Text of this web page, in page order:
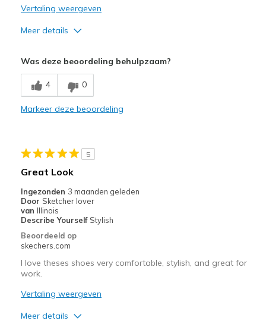
Vertaling weergeven
Meer details
Sizing
Feels true to size
View On Shoes
Was deze beoordeling behulpzaam?
4 0
Markeer deze beoordeling
5
Great Look
Ingezonden 3 maanden geleden
Door Sketcher lover
van Illinois
Describe Yourself Stylish
Beoordeeld op
skechers.com
I love theses shoes very comfortable, stylish, and great for
work.
Vertaling weergeven
Meer details